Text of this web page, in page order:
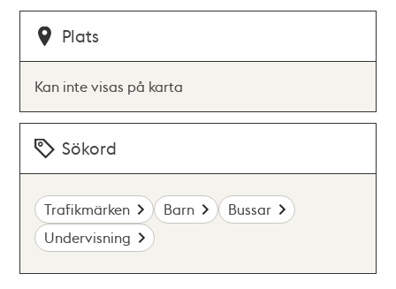
Plats
Kan inte visas på karta
Sökord
Trafikmärken Barn
Bussar
Undervisning